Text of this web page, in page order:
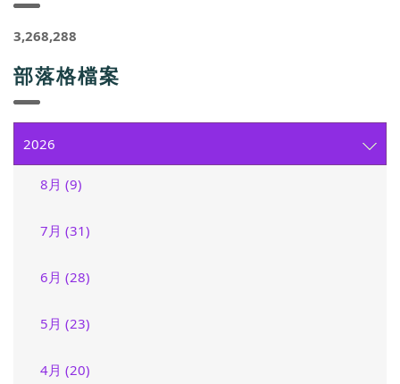
3,268,288
部落格檔案
2026
8月 (9)
7月 (31)
6月 (28)
5月 (23)
4月 (20)